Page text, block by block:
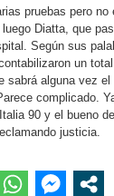
pruebas pero no
luego Diatta, que
Según sus
un
sabrá alguna vez el
complicado.
90 y el bueno
justicia.